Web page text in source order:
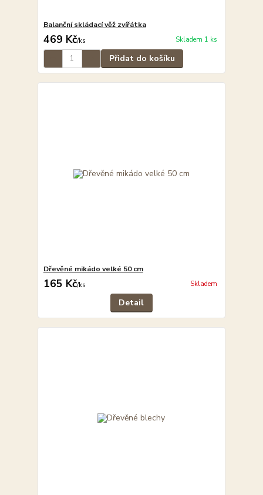
Balanční skládací věž zvířátka
469 Kč/ks Skladem 1 ks
Přidat do košíku
Dřevěné mikádo velké 50 cm
165 Kč/ks Skladem
Detail